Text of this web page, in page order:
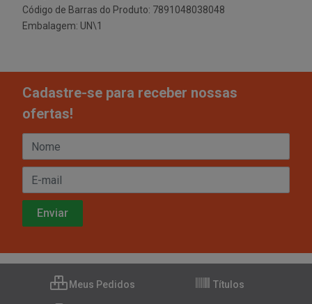
Código de Barras do Produto: 7891048038048
Embalagem: UN\1
Cadastre-se para receber nossas
ofertas!
Meus Pedidos Títulos